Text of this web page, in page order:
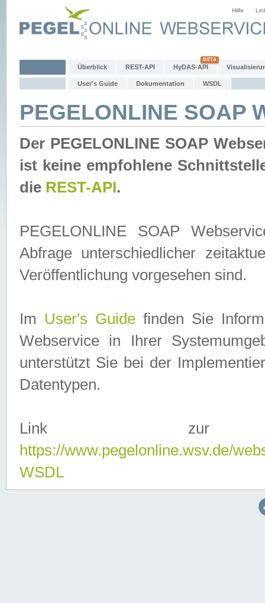
Hilfe
Überblick REST-API HyDAS-API
User's Guide Dokumentation WSDL
PEGELONLINE SOAP
Der PEGELONLINE SOAP
ist keine empfohlene
die REST-API.
PEGELONLINE SOAP
Abfrage unterschiedlicher
Veröffentlichung vorgesehen sind.
Im User's Guidefinden Sie
Webservice in Ihrer
unterstützt Sie bei der
Datentypen.
Link zur
https://www.pegelonline.wsv.de/
WSDL